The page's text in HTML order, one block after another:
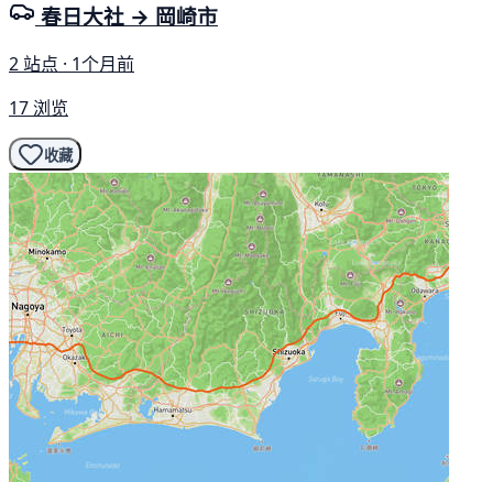
春日大社 → 岡崎市
2 站点 · 1个月前
17 浏览
收藏